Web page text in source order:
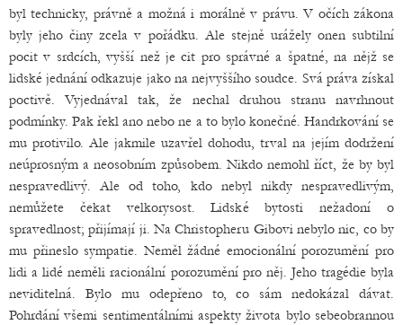
byl technicky, právně a možná i morálně v právu. V očích zákona
byly jeho činy zcela v pořádku. Ale stejně urážely onen subtilní
pocit v srdcích, vyšší než je cit pro správné a špatné, na nějž se
lidské jednání odkazuje jako na nejvyššího soudce. Svá práva získal
poctivě. Vyjednával tak, že nechal druhou stranu navrhnout
podmínky. Pak řekl ano nebo ne a to bylo konečné. Handrkování se
mu protivilo. Ale jakmile uzavřel dohodu, trval na jejím dodržení
neúprosným a neosobním způsobem. Nikdo nemohl říct, že by byl
nespravedlivý. Ale od toho, kdo nebyl nikdy nespravedlivým,
nemůžete čekat velkorysost. Lidské bytosti nežadoní o
spravedlnost; přijímají ji. Na Christopheru Gibovi nebylo nic, co by
mu přineslo sympatie. Neměl žádné emocionální porozumění pro
lidi a lidé neměli racionální porozumění pro něj. Jeho tragédie byla
neviditelná. Bylo mu odepřeno to, co sám nedokázal dávat.
Pohrdání všemi sentimentálními aspekty života bylo sebeobrannou